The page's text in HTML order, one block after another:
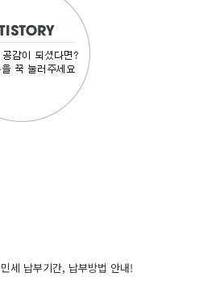
세 납부기간, 납부방법 안내!